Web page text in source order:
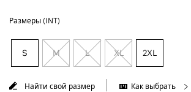
Размеры (INT)
S M L XL 2XL
Найти свой размер Как выбрать